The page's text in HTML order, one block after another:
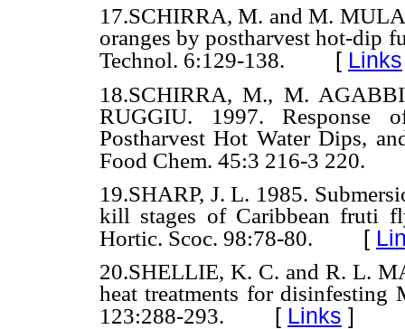
17.SCHIRRA, M. and M.
oranges by postharvest hot-dip
Technol. 6:129-138. [ Links
18.SCHIRRA, M., M.
RUGGIU. 1997. Response
Postharvest Hot Water Dips,
Food Chem. 45:3 216-3 220.
19.SHARP, J. L. 1985.
kill stages of Caribbean fruti
Hortic. Scoc. 98:78-80. [
20.SHELLIE, K. C. and R. L.
heat treatments for
123:288-293. [ Links ]